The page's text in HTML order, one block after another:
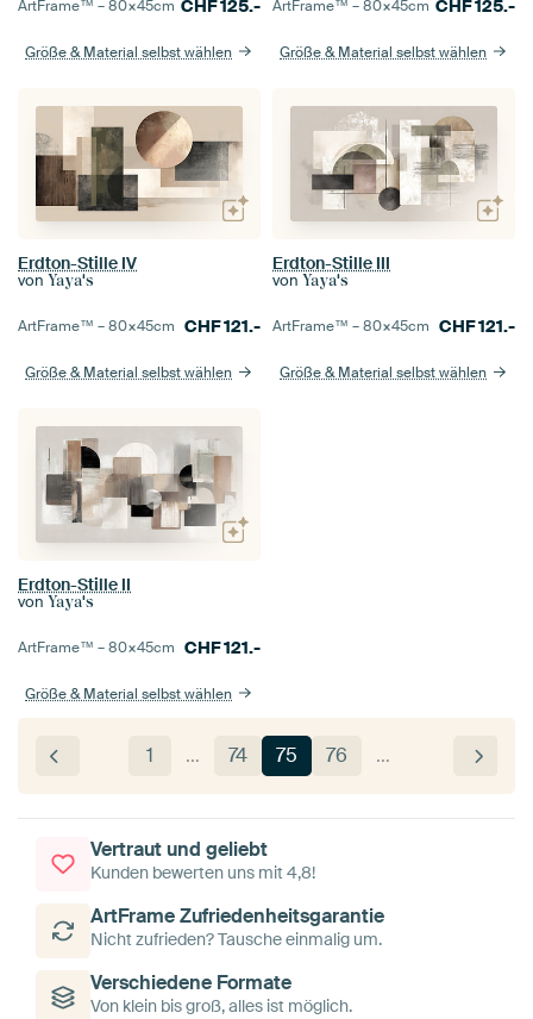
ArtFrame™ –80×45cm CHF125.-
Größe & Material selbst wählen
ArtFrame™ –80×45cm CHF125.-
Größe & Material selbst wählen
Erdton-Stille IV
von Yaya's
ArtFrame™ –80×45cm CHF121.-
Größe & Material selbst wählen
Erdton-Stille III
von Yaya's
ArtFrame™ –80×45cm CHF121.-
Größe & Material selbst wählen
Erdton-Stille II
von Yaya's
ArtFrame™ –80×45cm CHF121.-
Größe & Material selbst wählen
1 … 74 75 76 …
Vertraut und geliebt
Kunden bewerten uns mit 4,8!
ArtFrame Zufriedenheitsgarantie
Nicht zufrieden? Tausche einmalig um.
Verschiedene Formate
Von klein bis groß, alles ist möglich.